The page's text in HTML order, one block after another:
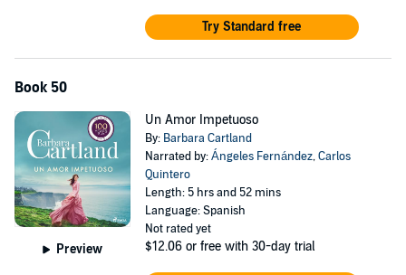
Try Standard free
Book 50
Preview
Un Amor Impetuoso
By: Barbara Cartland
Narrated by:Ángeles Fernández,Carlos
Quintero
Length: 5 hrs and 52 mins
Language: Spanish
Not rated yet
$12.06 or free with 30-day trial